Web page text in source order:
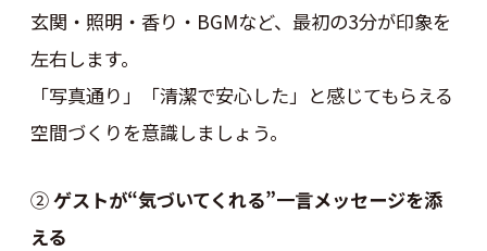
玄関・照明・香り・BGMなど、最初の3分が印象を
左右します。
「写真通り」「清潔で安心した」と感じてもらえる
空間づくりを意識しましょう。
②ゲストが“気づいてくれる”一言メッセージを添
える